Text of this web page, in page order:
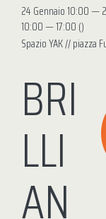
BRI
LLI
AN
24 Gennaio 10:00 —
10:00 — 17:00 ()
Spazio YAK // piazza